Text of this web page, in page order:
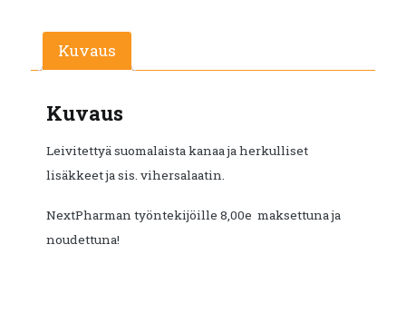
Kuvaus
Kuvaus
Leivitettyä suomalaista kanaa ja herkulliset
lisäkkeet ja sis. vihersalaatin.
NextPharman työntekijöille 8,00e maksettuna ja
noudettuna!